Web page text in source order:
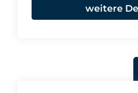
weitere